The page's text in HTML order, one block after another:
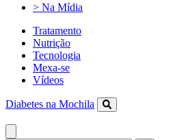
> Na Mídia
Tratamento
Nutrição
Tecnologia
Mexa-se
Vídeos
Diabetes na Mochila